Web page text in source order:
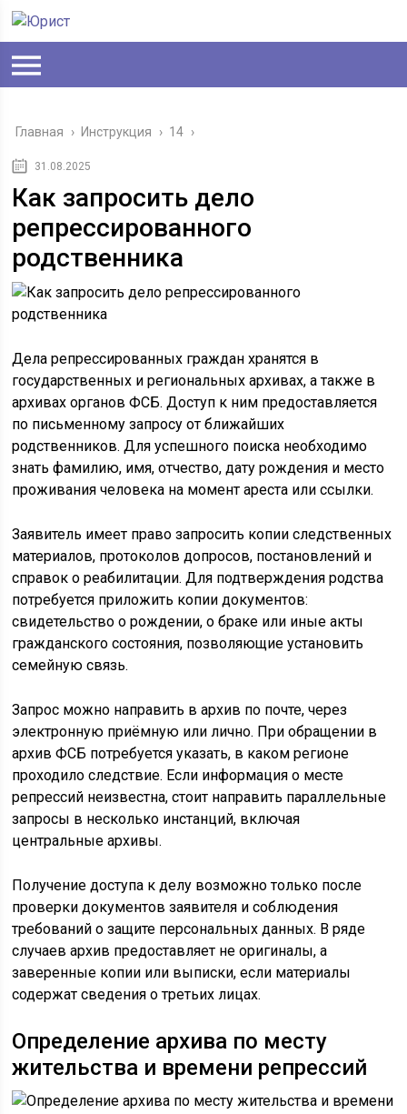
Главная › Инструкция › 14 ›
31.08.2025
Как запросить дело
репрессированного
родственника
Дела репрессированных граждан хранятся в
государственных и региональных архивах, а также в
архивах органов ФСБ. Доступ к ним предоставляется
по письменному запросу от ближайших
родственников. Для успешного поиска необходимо
знать фамилию, имя, отчество, дату рождения и место
проживания человека на момент ареста или ссылки.
Заявитель имеет право запросить копии следственных
материалов, протоколов допросов, постановлений и
справок о реабилитации. Для подтверждения родства
потребуется приложить копии документов:
свидетельство о рождении, о браке или иные акты
гражданского состояния, позволяющие установить
семейную связь.
Запрос можно направить в архив по почте, через
электронную приёмную или лично. При обращении в
архив ФСБ потребуется указать, в каком регионе
проходило следствие. Если информация о месте
репрессий неизвестна, стоит направить параллельные
запросы в несколько инстанций, включая
центральные архивы.
Получение доступа к делу возможно только после
проверки документов заявителя и соблюдения
требований о защите персональных данных. В ряде
случаев архив предоставляет не оригиналы, а
заверенные копии или выписки, если материалы
содержат сведения о третьих лицах.
Определение архива по месту
жительства и времени репрессий